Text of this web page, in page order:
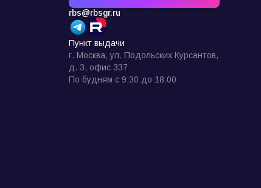
rbs@rbsgr.ru
Пункт выдачи
г. Москва, ул. Подольских Курсантов,
д. 3, офис 337
По будням с 9:30 до 18:00